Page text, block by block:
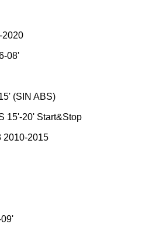
2020
08'
(SIN ABS)
15'-20' Start&Stop
2010-2015